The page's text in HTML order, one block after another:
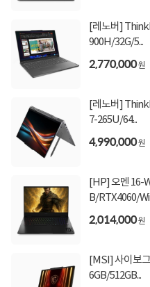
[레노버]
900H/32G/5...
2,770,000원
[레노버]
7-265U/64...
4,990,000원
[HP] 오멘 16-
B/RTX4060/
2,014,000원
[MSI] 사이보
6GB/512GB...
업그레이드 상품은 주문 후 2~6시간이
요청에 의한 새상품을 개봉하여 제작하
장착된 부품은 해당 제조사에서 A/S 가
사)
기본제품과 추가 또는 교체되는 제품의
상세정보를